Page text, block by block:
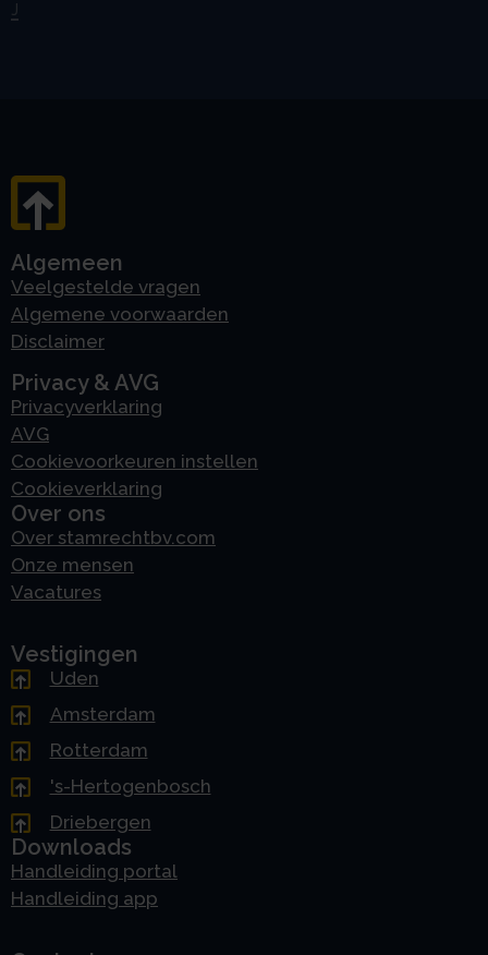
J
Algemeen
Veelgestelde vragen
Algemene voorwaarden
Disclaimer
Privacy & AVG
Privacyverklaring
AVG
Cookievoorkeuren instellen
Cookieverklaring
Over ons
Over stamrechtbv.com
Onze mensen
Vacatures
Vestigingen
Uden
Amsterdam
Rotterdam
's-Hertogenbosch
Driebergen
Downloads
Handleiding portal
Handleiding app